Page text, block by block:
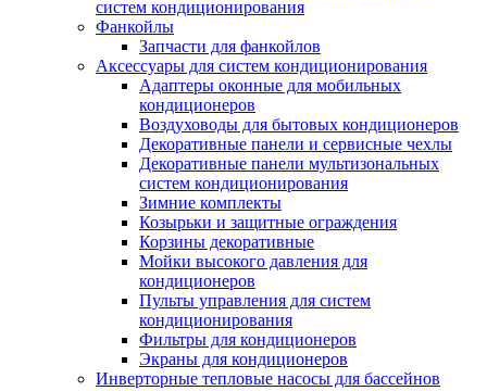
систем кондиционирования
Фанкойлы
Запчасти для фанкойлов
Аксессуары для систем кондиционирования
Адаптеры оконные для мобильных
кондиционеров
Воздуховоды для бытовых кондиционеров
Декоративные панели и сервисные чехлы
Декоративные панели мультизональных
систем кондиционирования
Зимние комплекты
Козырьки и защитные ограждения
Корзины декоративные
Мойки высокого давления для
кондиционеров
Пульты управления для систем
кондиционирования
Фильтры для кондиционеров
Экраны для кондиционеров
Инверторные тепловые насосы для бассейнов